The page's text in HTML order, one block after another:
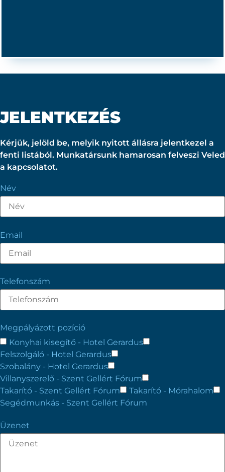
JELENTKEZÉS
Kérjük, jelöld be, melyik nyitott állásra jelentkezel a
fenti listából. Munkatársunk hamarosan felveszi Veled
a kapcsolatot.
Név
Email
Telefonszám
Megpályázott pozíció
Konyhai kisegítő - Hotel Gerardus
Felszolgáló - Hotel Gerardus
Szobalány - Hotel Gerardus
Villanyszerelő - Szent Gellért Fórum
Takarító - Szent Gellért Fórum
Takarító - Mórahalom
Segédmunkás - Szent Gellért Fórum
Üzenet